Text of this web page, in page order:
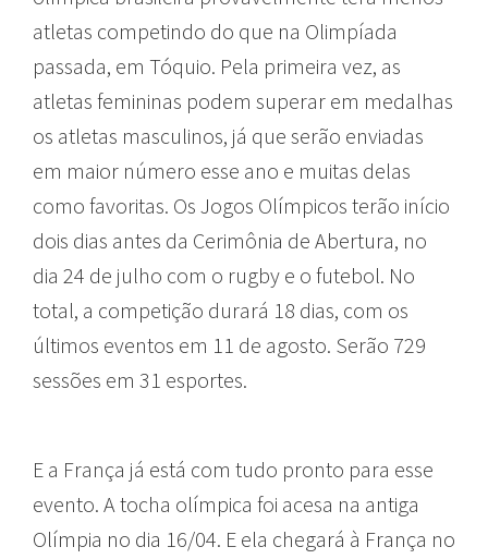
atletas competindo do que na Olimpíada
passada, em Tóquio. Pela primeira vez, as
atletas femininas podem superar em medalhas
os atletas masculinos, já que serão enviadas
em maior número esse ano e muitas delas
como favoritas. Os Jogos Olímpicos terão início
dois dias antes da Cerimônia de Abertura, no
dia 24 de julho com o rugby e o futebol. No
total, a competição durará 18 dias, com os
últimos eventos em 11 de agosto. Serão 729
sessões em 31 esportes.
E a França já está com tudo pronto para esse
evento. A tocha olímpica foi acesa na antiga
Olímpia no dia 16/04. E ela chegará à França no